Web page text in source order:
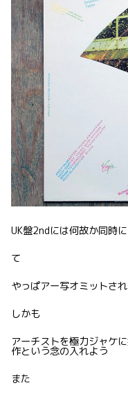
UK盤2ndには何故か同時
て
やっぱアー写オミットさ
しかも
アーチストを極力ジャケ
作という念の入れよう
また